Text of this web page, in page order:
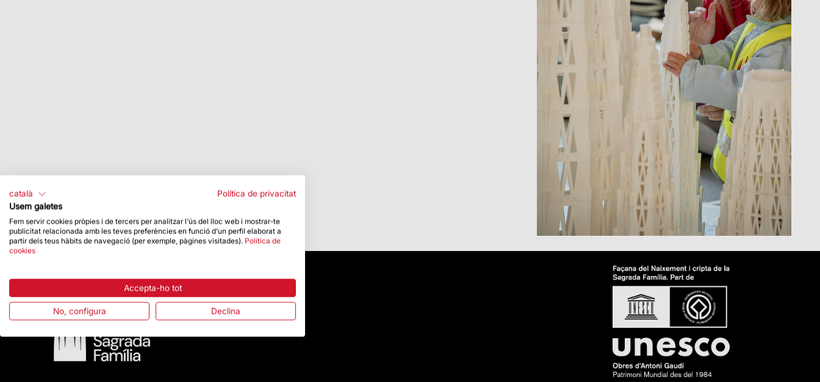
català
Política de privacitat
Usem galetes
Fem servir cookies pròpies i de tercers per analitzar l'ús del lloc web i mostrar-te
publicitat relacionada amb les teves preferències en funció d'un perfil elaborat a
partir dels teus hàbits de navegació (per exemple, pàgines visitades). Política de
cookies
Accepta-ho tot
No, configura Declina